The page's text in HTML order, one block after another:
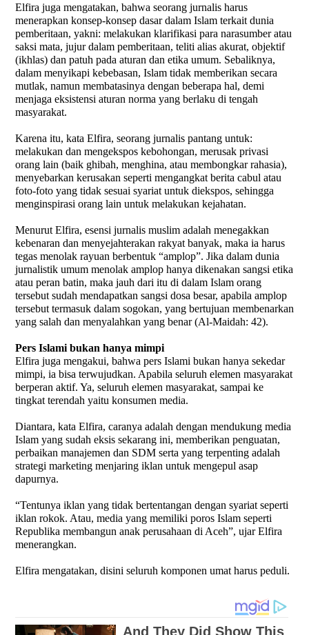
Elfira juga mengatakan, bahwa seorang jurnalis harus
menerapkan konsep-konsep dasar dalam Islam terkait dunia
pemberitaan, yakni: melakukan klarifikasi para narasumber atau
saksi mata, jujur dalam pemberitaan, teliti alias akurat, objektif
(ikhlas) dan patuh pada aturan dan etika umum. Sebaliknya,
dalam menyikapi kebebasan, Islam tidak memberikan secara
mutlak, namun membatasinya dengan beberapa hal, demi
menjaga eksistensi aturan norma yang berlaku di tengah
masyarakat.
Karena itu, kata Elfira, seorang jurnalis pantang untuk:
melakukan dan mengekspos kebohongan, merusak privasi
orang lain (baik ghibah, menghina, atau membongkar rahasia),
menyebarkan kerusakan seperti mengangkat berita cabul atau
foto-foto yang tidak sesuai syariat untuk diekspos, sehingga
menginspirasi orang lain untuk melakukan kejahatan.
Menurut Elfira, esensi jurnalis muslim adalah menegakkan
kebenaran dan menyejahterakan rakyat banyak, maka ia harus
tegas menolak rayuan berbentuk “amplop”. Jika dalam dunia
jurnalistik umum menolak amplop hanya dikenakan sangsi etika
atau peran batin, maka jauh dari itu di dalam Islam orang
tersebut sudah mendapatkan sangsi dosa besar, apabila amplop
tersebut termasuk dalam sogokan, yang bertujuan membenarkan
yang salah dan menyalahkan yang benar (Al-Maidah: 42).
Pers Islami bukan hanya mimpi
Elfira juga mengakui, bahwa pers Islami bukan hanya sekedar
mimpi, ia bisa terwujudkan. Apabila seluruh elemen masyarakat
berperan aktif. Ya, seluruh elemen masyarakat, sampai ke
tingkat terendah yaitu konsumen media.
Diantara, kata Elfira, caranya adalah dengan mendukung media
Islam yang sudah eksis sekarang ini, memberikan penguatan,
perbaikan manajemen dan SDM serta yang terpenting adalah
strategi marketing menjaring iklan untuk mengepul asap
dapurnya.
“Tentunya iklan yang tidak bertentangan dengan syariat seperti
iklan rokok. Atau, media yang memiliki poros Islam seperti
Republika membangun anak perusahaan di Aceh”, ujar Elfira
menerangkan.
Elfira mengatakan, disini seluruh komponen umat harus peduli.